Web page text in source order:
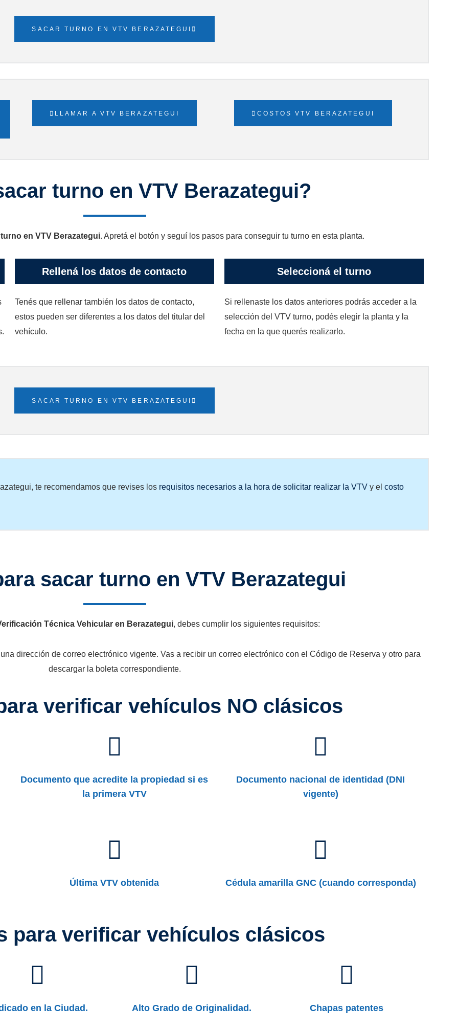
SACAR TURNO EN VTV BERAZATEGUI
LLAMAR A VTV BERAZATEGUI COSTOS VTV BERAZATEGUI
turno en VTV Berazategui?
en VTV Berazategui. Apretá el botón y seguí los pasos para conseguir tu turno en esta planta.
Rellená los datos de contacto
Tenés que rellenar también los datos de contacto,
estos pueden ser diferentes a los datos del titular del
vehículo.
Seleccioná el turno
Si rellenaste los datos anteriores podrás acceder a la
selección del VTV turno, podés elegir la planta y la
fecha en la que querés realizarlo.
SACAR TURNO EN VTV BERAZATEGUI
te recomendamos que revises los requisitos necesarios a la hora de solicitar realizar la VTV y el costo
sacar turno en VTV Berazategui
Técnica Vehicular en Berazategui, debes cumplir los siguientes requisitos:
dirección de correo electrónico vigente. Vas a recibir un correo electrónico con el Código de Reserva y otro para
descargar la boleta correspondiente.
verificar vehículos NO clásicos
Documento que acredite la propiedad si es
la primera VTV
Documento nacional de identidad (DNI
vigente)
Última VTV obtenida Cédula amarilla GNC (cuando corresponda)
para verificar vehículos clásicos
en la Ciudad. Alto Grado de Originalidad. Chapas patentes